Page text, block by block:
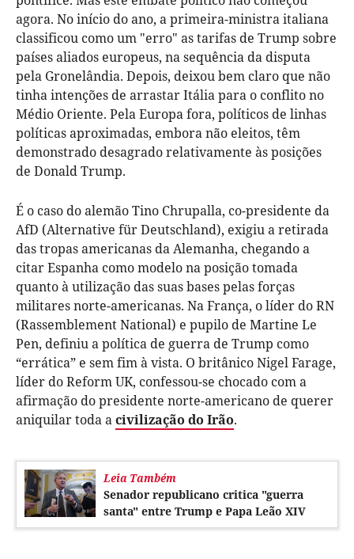
agora. No início do ano, a primeira-ministra italiana
classificou como um "erro" as tarifas de Trump sobre
países aliados europeus, na sequência da disputa
pela Gronelândia. Depois, deixou bem claro que não
tinha intenções de arrastar Itália para o conflito no
Médio Oriente. Pela Europa fora, políticos de linhas
políticas aproximadas, embora não eleitos, têm
demonstrado desagrado relativamente às posições
de Donald Trump.
É o caso do alemão Tino Chrupalla, co-presidente da
AfD (Alternative für Deutschland), exigiu a retirada
das tropas americanas da Alemanha, chegando a
citar Espanha como modelo na posição tomada
quanto à utilização das suas bases pelas forças
militares norte-americanas. Na França, o líder do RN
(Rassemblement National) e pupilo de Martine Le
Pen, definiu a política de guerra de Trump como
“errática” e sem fim à vista. O britânico Nigel Farage,
líder do Reform UK, confessou-se chocado com a
afirmação do presidente norte-americano de querer
aniquilar toda acivilização do Irão.
Leia Também
Senador republicano critica "guerra
santa" entre Trump e Papa Leão XIV